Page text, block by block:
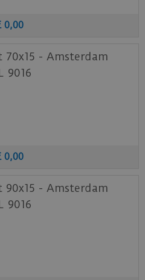
0,00
- Amsterdam
9016
0,00
- Amsterdam
9016